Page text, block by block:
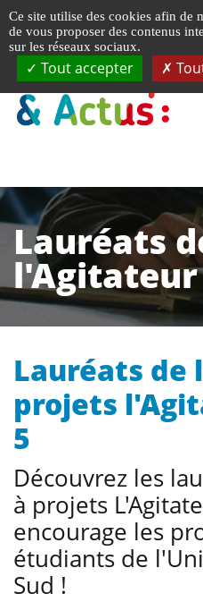
Lauréats
l'Agitateur
Lauréats de
projets
5
Découvrez les
à projets
encourage les
étudiants de
Sud !
Ce site utilise des cookies afin de
de vous proposer des contenus
sur les réseaux sociaux.
Tout accepter